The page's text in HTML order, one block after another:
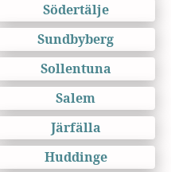
Södertälje
Sundbyberg
Sollentuna
Salem
Järfälla
Huddinge